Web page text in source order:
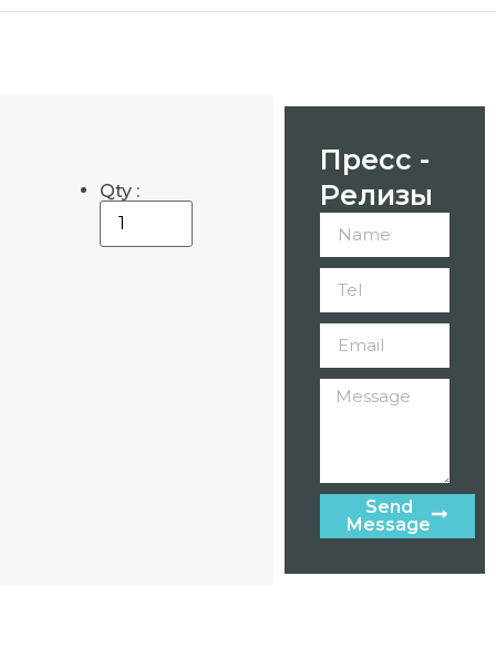
Qty :
Пресс -
Релизы
Send
Message